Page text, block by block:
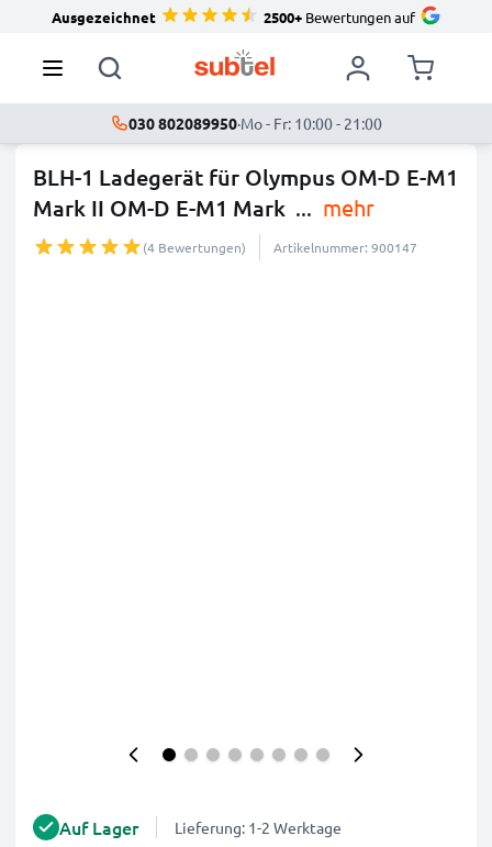
Ausgezeichnet 2500+Bewertungen auf
030 802089950·Mo - Fr: 10:00 - 21:00
BLH-1 Ladegerät für Olympus OM-D E-M1
Mark II OM-D E-M1 Mark ... mehr
(4 Bewertungen) Artikelnummer: 900147
Auf Lager Lieferung: 1-2 Werktage